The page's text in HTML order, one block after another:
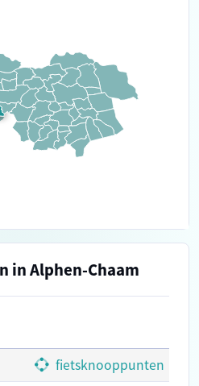
in Alphen-Chaam
fietsknooppunten